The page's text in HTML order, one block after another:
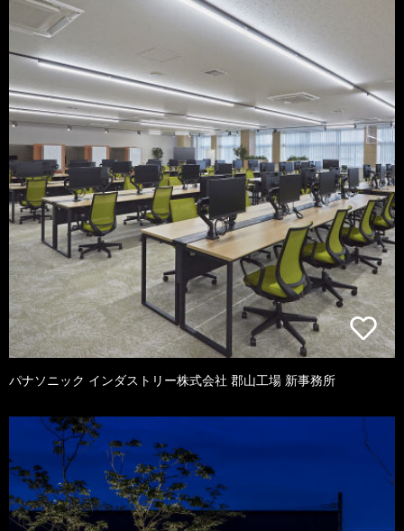
パナソニック インダストリー株式会社 郡山工場 新事務所